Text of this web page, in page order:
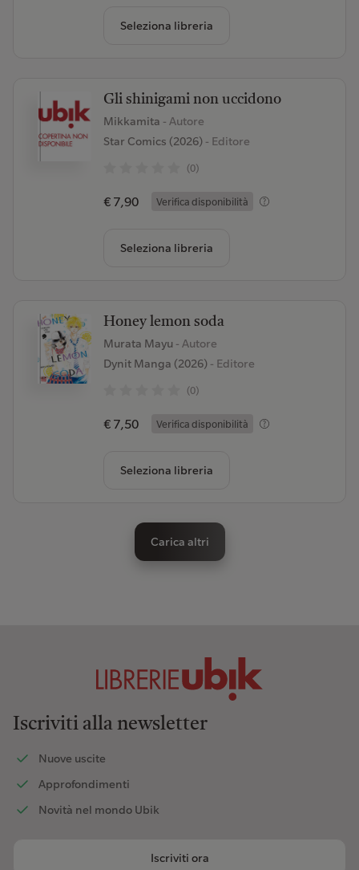
Seleziona libreria
Gli shinigami non uccidono
Mikkamita - Autore
Star Comics (2026)- Editore
(0)
€ 7,90 Verifica disponibilità
Seleziona libreria
Honey lemon soda
Murata Mayu - Autore
Dynit Manga (2026)- Editore
(0)
€ 7,50 Verifica disponibilità
Seleziona libreria
Carica altri
Iscriviti alla newsletter
Nuove uscite
Approfondimenti
Novità nel mondo Ubik
Iscriviti ora